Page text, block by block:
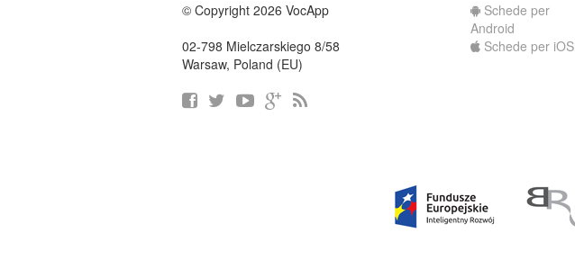
© Copyright 2026 VocApp
02-798 Mielczarskiego 8/58
Warsaw, Poland (EU)
Schede per
Android
Schede per iOS